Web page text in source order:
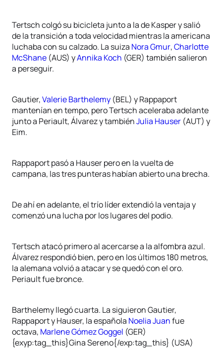
Tertsch colgó su bicicleta junto a la de Kasper y salió
de la transición a toda velocidad mientras la americana
luchaba con su calzado. La suiza Nora Gmur,Charlotte
McShane (AUS) yAnnika Koch (GER) también salieron
a perseguir.
Gautier,Valerie Barthelemy (BEL) y Rappaport
mantenían en tempo, pero Tertsch aceleraba adelante
junto a Periault, Álvarez y tambiénJulia Hauser (AUT) y
Eim.
Rappaport pasó a Hauser pero en la vuelta de
campana, las tres punteras habían abierto una brecha.
De ahí en adelante, el trío líder extendió la ventaja y
comenzó una lucha por los lugares del podio.
Tertsch atacó primero al acercarse a la alfombra azul.
Álvarez respondió bien, pero en los últimos 180 metros,
la alemana volvió a atacar y se quedó con el oro.
Periault fue bronce.
Barthelemy llegó cuarta. La siguieron Gautier,
Rappaport y Hauser, la española Noelia Juanfue
octava, Marlene Gómez Goggel (GER)
{exyp:tag_this}Gina Sereno{/exp:tag_this} (USA)